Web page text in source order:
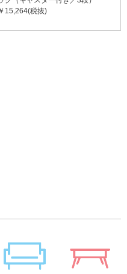
￥15,264(税抜)